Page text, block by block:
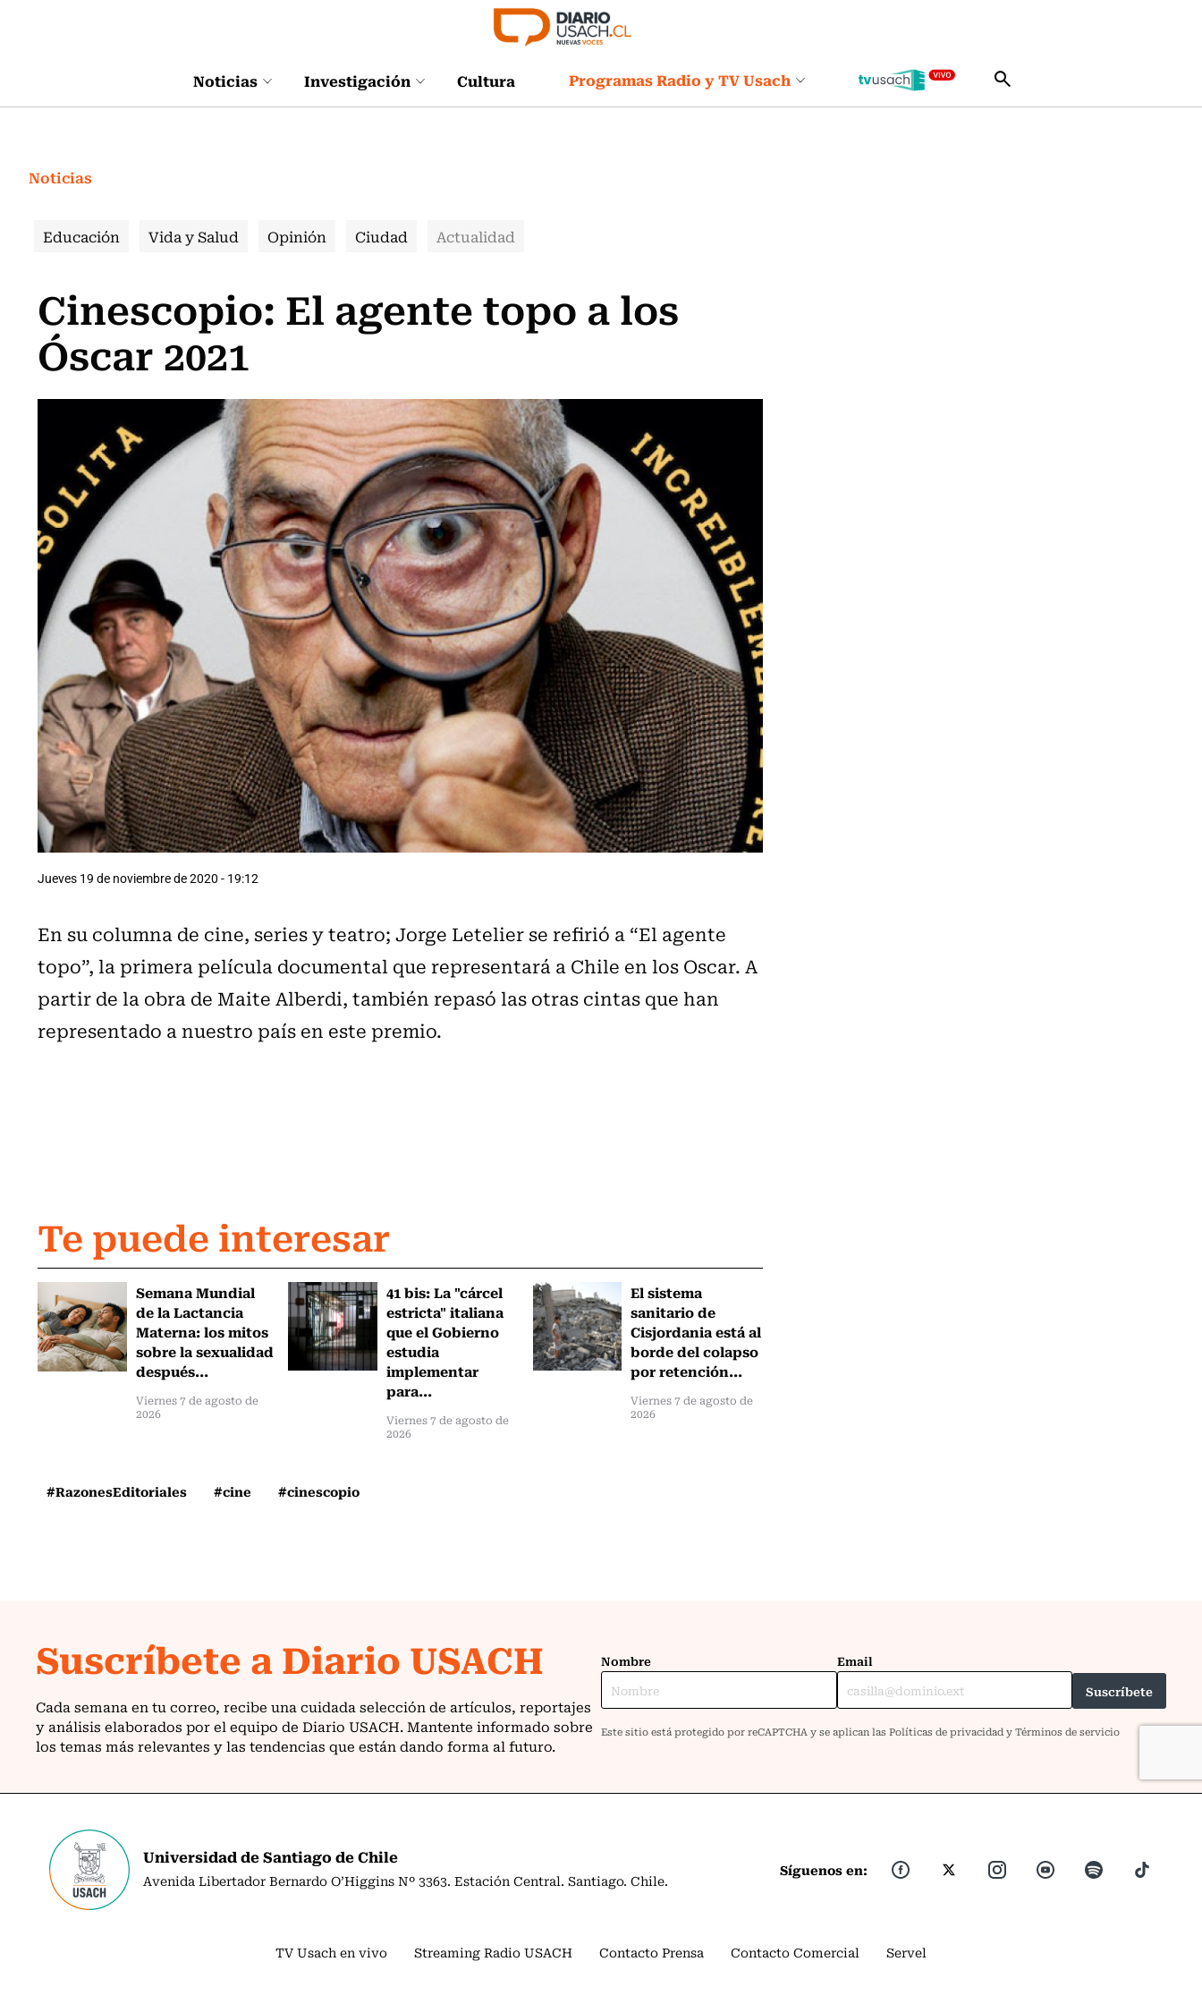
Noticias Investigación Cultura Programas Radio y TV Usach
Noticias
Educación Vida y Salud Opinión Ciudad Actualidad
Cinescopio: El agente topo a los
Óscar 2021
Jueves 19 de noviembre de 2020 - 19:12
En su columna de cine, series y teatro; Jorge Letelier se refirió a “El agente
topo”, la primera película documental que representará a Chile en los Oscar. A
partir de la obra de Maite Alberdi, también repasó las otras cintas que han
representado a nuestro país en este premio.
Te puede interesar
Semana Mundial
de la Lactancia
Materna: los mitos
sobre la sexualidad
después...
Viernes 7 de agosto de
2026
41 bis: La "cárcel
estricta" italiana
que el Gobierno
estudia
implementar
para...
Viernes 7 de agosto de
2026
El sistema
sanitario de
Cisjordania está al
borde del colapso
por retención...
Viernes 7 de agosto de
2026
#RazonesEditoriales #cine #cinescopio
Universidad de Santiago de Chile
Avenida Libertador Bernardo O’Higgins Nº 3363. Estación Central. Santiago. Chile.
Síguenos en:
TV Usach en vivo Streaming Radio USACH Contacto Prensa Contacto Comercial Servel